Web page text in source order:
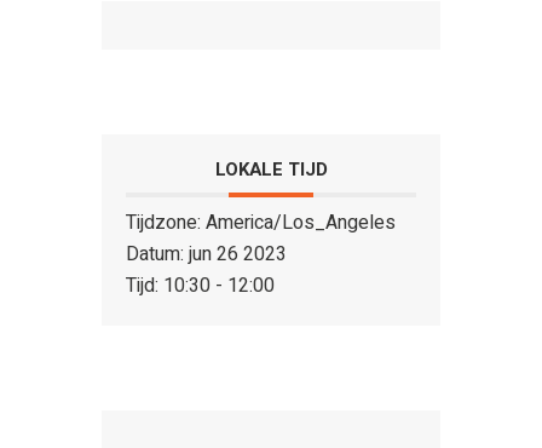
LOKALE TIJD
Tijdzone: America/Los_Angeles
Datum:jun 26 2023
Tijd: 10:30 - 12:00